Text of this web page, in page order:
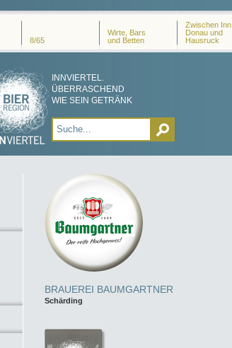
8/65
Wirte, Bars
und Betten
Zwischen Inn,
Donau und
Hausruck
INNVIERTEL.
ÜBERRASCHEND
WIE SEIN GETRÄNK
BRAUEREI BAUMGARTNER
Schärding